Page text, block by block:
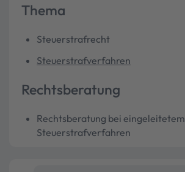
Thema
Steuerstrafrecht
Steuerstrafverfahren
Rechtsberatung
Rechtsberatung bei eingeleitetem
Steuerstrafverfahren